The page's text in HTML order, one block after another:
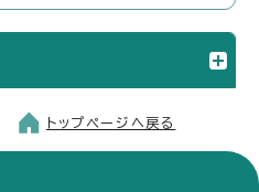
トップページへ戻る